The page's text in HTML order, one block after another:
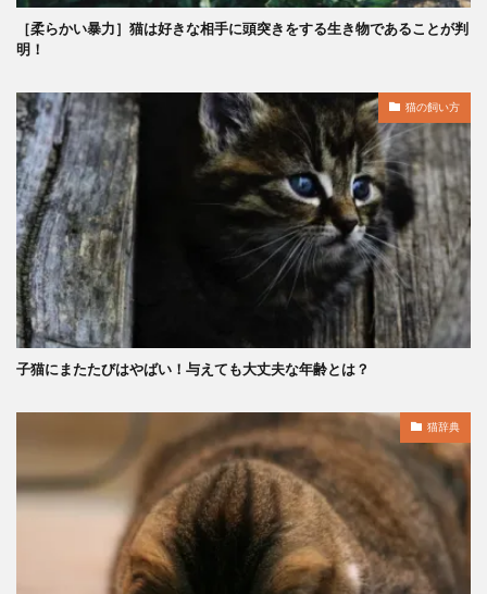
［柔らかい暴力］猫は好きな相手に頭突きをする生き物であることが判
明！
猫の飼い方
子猫にまたたびはやばい！与えても大丈夫な年齢とは？
猫辞典